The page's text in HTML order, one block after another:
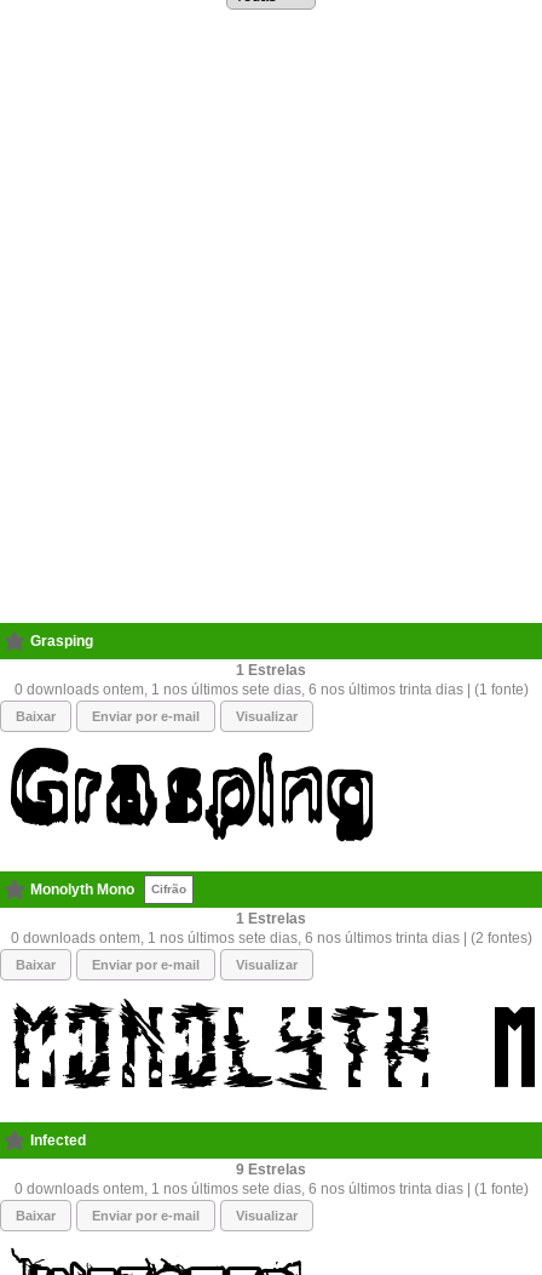
Grasping
1
0 downloads ontem, 1 nos últimos sete dias, 6 nos últimos trinta dias | (1 fonte)
Baixar Enviar por e-mail Visualizar
Monolyth Mono Cifrão
1
0 downloads ontem, 1 nos últimos sete dias, 6 nos últimos trinta dias | (2 fontes)
Baixar Enviar por e-mail Visualizar
Infected
9
0 downloads ontem, 1 nos últimos sete dias, 6 nos últimos trinta dias | (1 fonte)
Baixar Enviar por e-mail Visualizar